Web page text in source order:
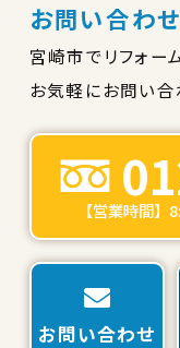
お問い合わせ
宮崎市でリフォー
お気軽にお問い合
【営業時間
お問い合わせ